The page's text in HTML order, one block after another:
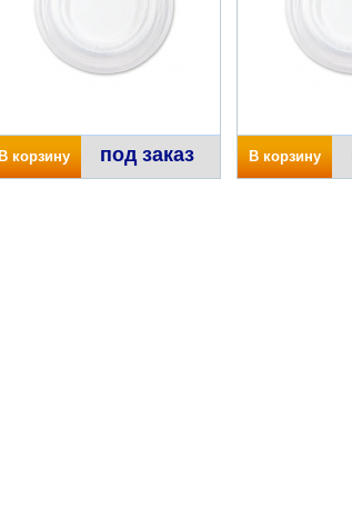
В корзину под заказ В корзину